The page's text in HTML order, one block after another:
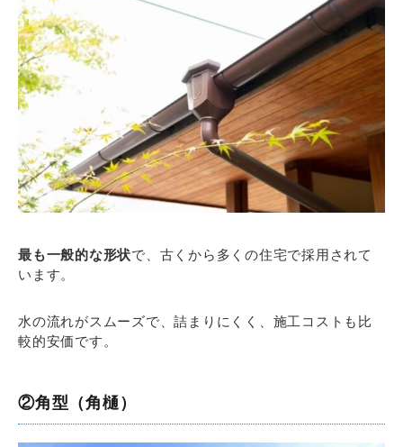
最も一般的な形状で、古くから多くの住宅で採用されて
います。
水の流れがスムーズで、詰まりにくく、施工コストも比
較的安価です。
②角型（角樋）